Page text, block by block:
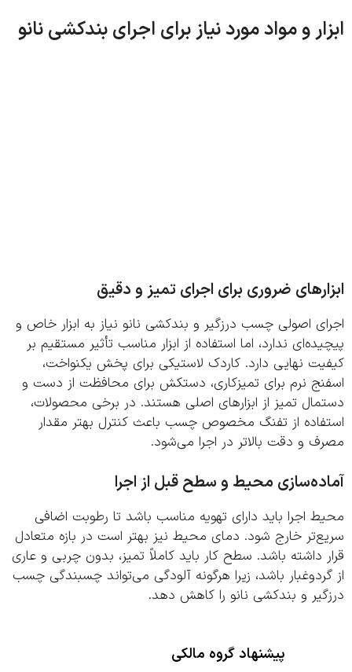
و مواد مورد نیاز برای اجرای بندکشی نانو
ضروری برای اجرای تمیز و دقیق
اصولی چسب درزگیر و بندکشی نانو نیاز به ابزار خاص و
ندارد، اما استفاده از ابزار مناسب تأثیر مستقیم بر
نهایی دارد. کاردک لاستیکی برای پخش یکنواخت،
نرم برای تمیزکاری، دستکش برای محافظت از دست و
تمیز از ابزارهای اصلی هستند. در برخی محصولات،
از تفنگ مخصوص چسب باعث کنترل بهتر مقدار
و دقت بالاتر در اجرا می‌شود.
محیط و سطح قبل از اجرا
اجرا باید دارای تهویه مناسب باشد تا رطوبت اضافی
خارج شود. دمای محیط نیز بهتر است در بازه متعادل
داشته باشد. سطح کار باید کاملاً تمیز، بدون چربی و عاری
باشد، زیرا هرگونه آلودگی می‌تواند چسبندگی چسب
و بندکشی نانو را کاهش دهد.
پیشنهاد گروه مالکی